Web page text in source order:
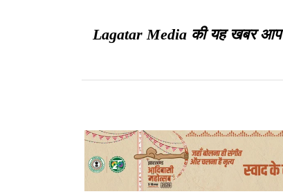
Lagatar Media की यह खबर